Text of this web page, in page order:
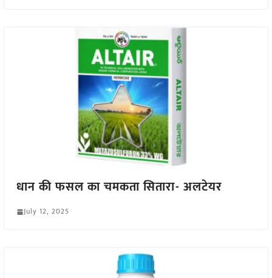
धान की फसल का चमकता सितारा- अलटेयर
July 12, 2025